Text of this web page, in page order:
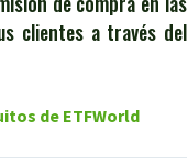
clientes a través del
de ETFWorld